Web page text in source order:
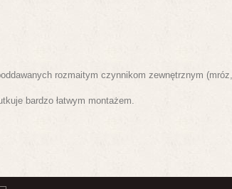
rozmaitym czynnikom zewnętrznym
bardzo łatwym montażem.